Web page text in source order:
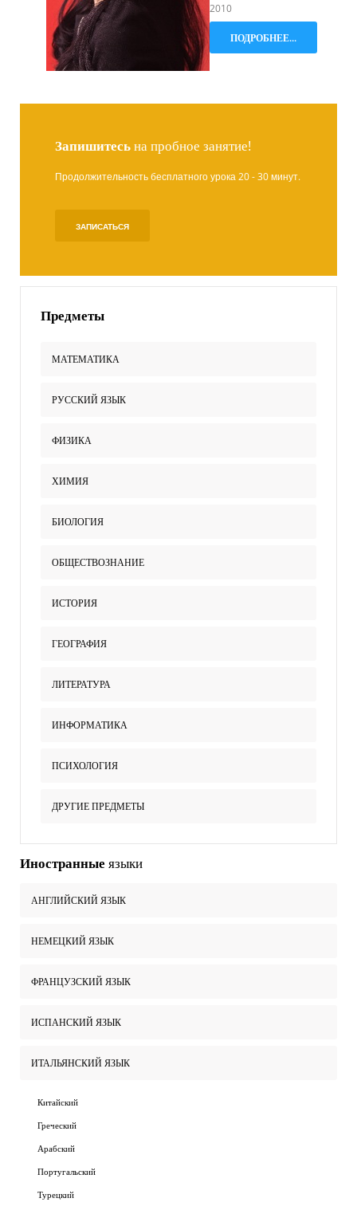
2010
ПОДРОБНЕЕ...
Запишитесьна пробное занятие!
Продолжительность бесплатного урока 20 - 30 минут.
ЗАПИСАТЬСЯ
Предметы
МАТЕМАТИКА
РУССКИЙ ЯЗЫК
ФИЗИКА
ХИМИЯ
БИОЛОГИЯ
ОБЩЕСТВОЗНАНИЕ
ИСТОРИЯ
ГЕОГРАФИЯ
ЛИТЕРАТУРА
ИНФОРМАТИКА
ПСИХОЛОГИЯ
ДРУГИЕ ПРЕДМЕТЫ
Иностранные языки
АНГЛИЙСКИЙ ЯЗЫК
НЕМЕЦКИЙ ЯЗЫК
ФРАНЦУЗСКИЙ ЯЗЫК
ИСПАНСКИЙ ЯЗЫК
ИТАЛЬЯНСКИЙ ЯЗЫК
Китайский
Греческий
Арабский
Португальский
Турецкий